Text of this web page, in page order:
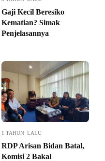
Gaji Kecil Beresiko
Kematian? Simak
Penjelasannya
1 TAHUN LALU
RDP Arisan Bidan Batal,
Komisi 2 Bakal